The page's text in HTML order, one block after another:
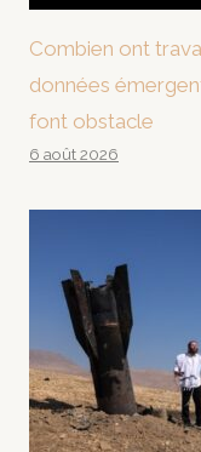
Combien ont
données
font obstacle
6 août 2026